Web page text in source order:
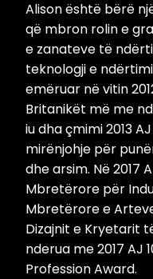
Alison është bërë
që mbron rolin e
e zanateve të
teknologji e
emëruar në vitin
Britanikët më me
iu dha çmimi 2013
mirënjohje për
dhe arsim. Në 2017
Mbretërore për
Mbretërore e
Dizajnit e Kryetarit
nderua me 2017 AJ
Profession Award.